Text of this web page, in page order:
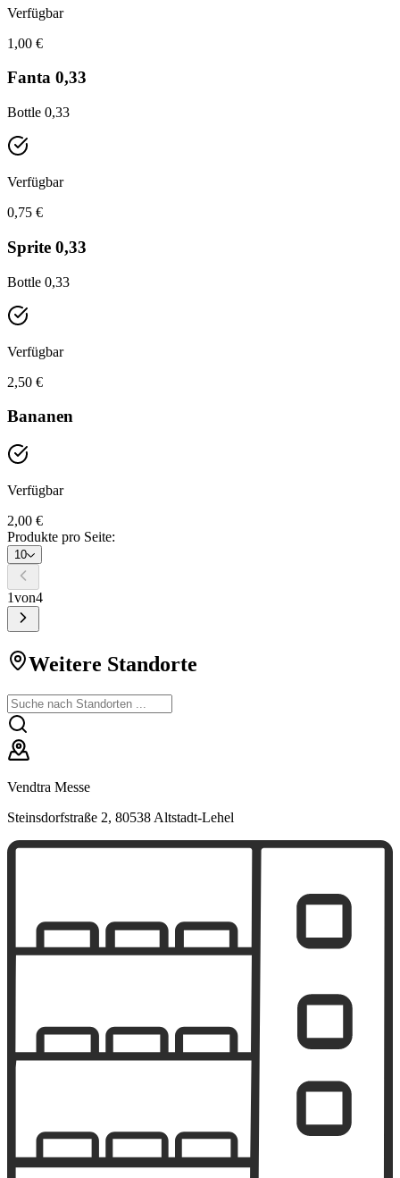
Verfügbar
1,00 €
Fanta 0,33
Bottle 0,33
Verfügbar
0,75 €
Sprite 0,33
Bottle 0,33
Verfügbar
2,50 €
Bananen
Verfügbar
2,00 €
Produkte pro Seite:
10
1von4
Weitere Standorte
Vendtra Messe
Steinsdorfstraße 2, 80538 Altstadt-Lehel